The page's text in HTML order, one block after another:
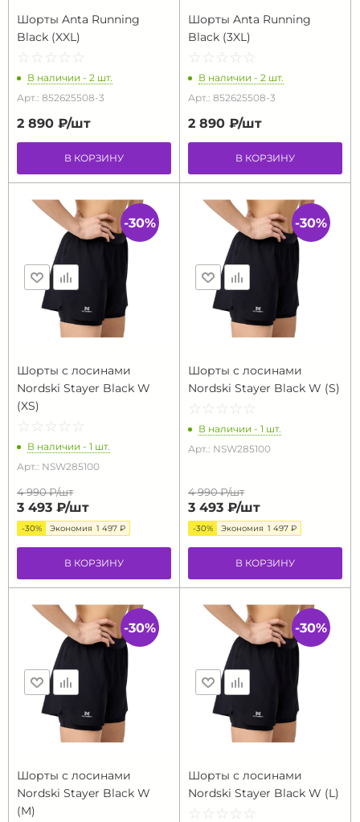
Шорты Anta Running
Black (XXL)
☆ ☆ ☆ ☆ ☆
★ ★ ★ ★ ★
В наличии - 2 шт.
Арт.: 852625508-3
2 890 ₽/шт
В КОРЗИНУ
Шорты Anta Running
Black (3XL)
☆ ☆ ☆ ☆ ☆
★ ★ ★ ★ ★
В наличии - 2 шт.
Арт.: 852625508-3
2 890 ₽/шт
В КОРЗИНУ
Шорты с лосинами
Nordski Stayer Black W
(XS)
☆ ☆ ☆ ☆ ☆
★ ★ ★ ★ ★
В наличии - 1 шт.
Арт.: NSW285100
4 990 ₽/шт
3 493 ₽/шт
-30% Экономия 1 497 ₽
В КОРЗИНУ
-30%
Шорты с лосинами
Nordski Stayer Black W (S)
☆ ☆ ☆ ☆ ☆
★ ★ ★ ★ ★
В наличии - 1 шт.
Арт.: NSW285100
4 990 ₽/шт
3 493 ₽/шт
-30% Экономия 1 497 ₽
В КОРЗИНУ
-30%
Шорты с лосинами
Nordski Stayer Black W
(M)
-30%
Шорты с лосинами
Nordski Stayer Black W (L)
☆ ☆ ☆ ☆ ☆
★ ★ ★ ★ ★
-30%